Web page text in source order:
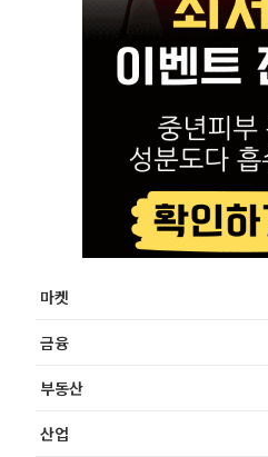
마켓
금융
부동산
산업